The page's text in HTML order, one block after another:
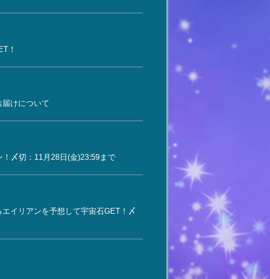
！
けについて
〆切：11月28日(金)23:59まで
イリアンを予想して宇宙石GET！〆